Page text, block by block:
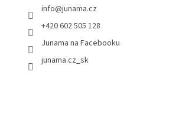
info@junama.cz
+420 602 505 128
Junama na Facebooku
junama.cz_sk